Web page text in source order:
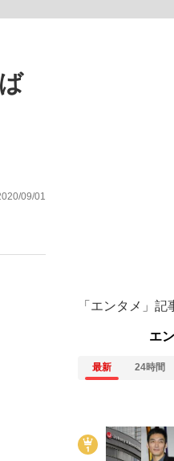
い」『北の国から』倉本聰氏（
09/01
「エンタメ」
エ
最新 24時間